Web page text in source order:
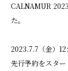
CALNAMUR
た。
2023.7.7（金）
先行予約をスター